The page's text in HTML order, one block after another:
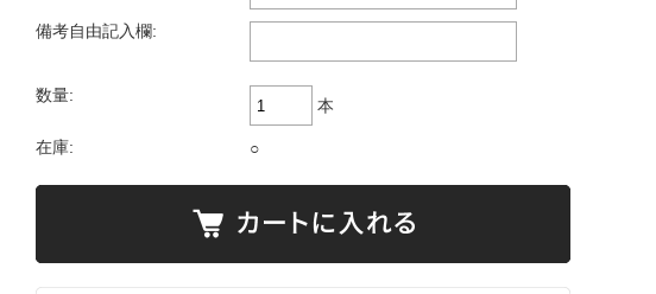
備考自由記入欄:
数量:
本
在庫: ○